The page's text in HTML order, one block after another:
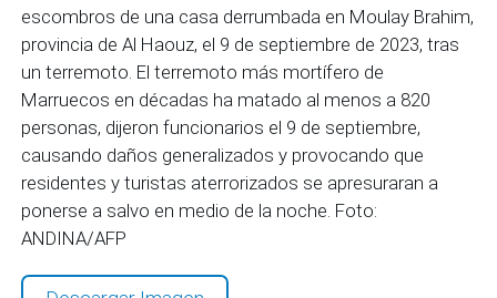
escombros de una casa derrumbada en Moulay Brahim,
provincia de Al Haouz, el 9 de septiembre de 2023, tras
un terremoto. El terremoto más mortífero de
Marruecos en décadas ha matado al menos a 820
personas, dijeron funcionarios el 9 de septiembre,
causando daños generalizados y provocando que
residentes y turistas aterrorizados se apresuraran a
ponerse a salvo en medio de la noche. Foto:
ANDINA/AFP